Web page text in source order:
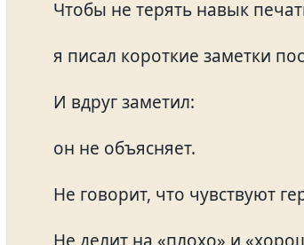
Чтобы не терять навык
я писал короткие заметки
И вдруг заметил:
он не объясняет.
Не говорит, что чувствуют